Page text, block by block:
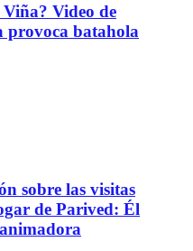
Video de
provoca batahola
sobre las visitas
de Parived: Él